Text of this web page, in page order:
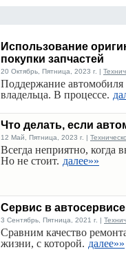
Использование
покупки запчастей
20 Октябрь, Пятница, 2023 г. |
Поддержание автомобиля
владельца. В процессе.
Что делать, если
12 Май, Пятница, 2023 г. |
Всегда неприятно, когда
Но не стоит. далее»»
Сервис в
3 Сентябрь, Пятница, 2021 г. |
Сравним качество
жизни, с которой. далее»»